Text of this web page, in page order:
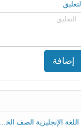
التعليق
إضافة